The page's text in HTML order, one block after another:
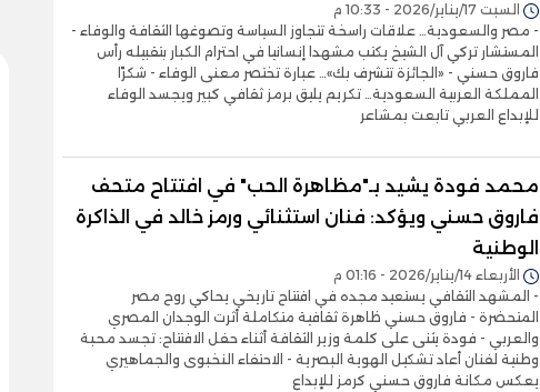
السبت 17/يناير/2026 - 10:33 م
- مصر والسعودية… علاقات راسخة تتجاوز السياسة وتصوغها الثقافة والوفاء -
المستشار تركي آل الشيخ يكتب مشهدا إنسانيا في احترام الكبار بتقبيله رأس
فاروق حسني - «الجائزة تتشرف بك»… عبارة تختصر معنى الوفاء - شكرًا
المملكة العربية السعودية… تكريم يليق برمز ثقافي كبير ويجسد الوفاء
للإبداع العربي تابعت بمشاعر
محمد فودة يشيد بـ"مظاهرة الحب" في افتتاح متحف
فاروق حسني ويؤكد: فنان استثنائي ورمز خالد في الذاكرة
الوطنية
الأربعاء 14/يناير/2026 - 01:16 م
- المشهد الثقافي يستعيد مجده في افتتاح تاريخي يحاكي روح مصر
المتحضرة - فاروق حسني ظاهرة ثقافية متكاملة أثرت الوجدان المصري
والعربي - فودة يثنى على كلمة وزير الثقافة أثناء حفل الافتتاح: تجسد محبة
وطنية لفنان أعاد تشكيل الهوية البصرية - الاحتفاء النخبوى والجماهيري
يعكس مكانة فاروق حسني كرمز للإبداع